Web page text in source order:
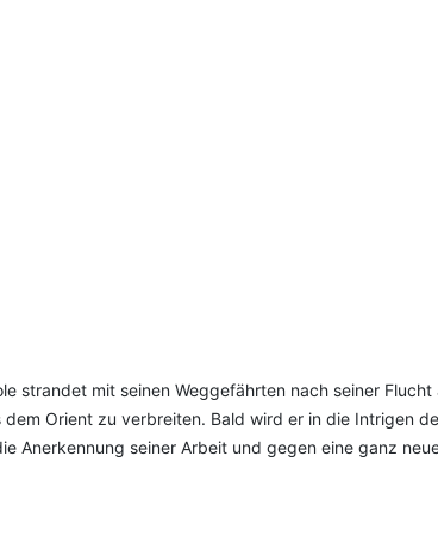
strandet mit seinen Weggefährten nach seiner
Orient zu verbreiten. Bald wird er in die Intrigen
Anerkennung seiner Arbeit und gegen eine ganz